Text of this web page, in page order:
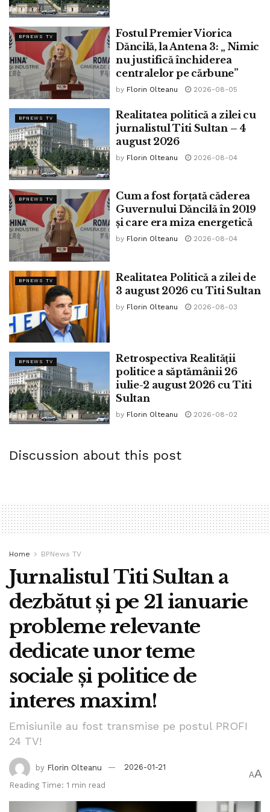
BPNEWS TV
Fostul Premier Viorica
Dăncilă, la Antena 3: „ Nimic
nu justifică închiderea
centralelor pe cărbune”
by Florin Olteanu 2026-08-05
BPNEWS TV
Realitatea politică a zilei cu
jurnalistul Titi Sultan – 4
august 2026
by Florin Olteanu 2026-08-04
BPNEWS TV
Cum a fost forțată căderea
Guvernului Dăncilă în 2019
și care era miza energetică
by Florin Olteanu 2026-08-04
BPNEWS TV
Realitatea Politică a zilei de
3 august 2026 cu Titi Sultan
by Florin Olteanu 2026-08-03
BPNEWS TV
Retrospectiva Realității
politice a săptămânii 26
iulie-2 august 2026 cu Titi
Sultan
by Florin Olteanu 2026-08-02
Discussion about this post
Home BPNews TV
Jurnalistul Titi Sultan a
dezbătut și pe 21 ianuarie
probleme relevante
dedicate unor teme
sociale și politice de
interes maxim!
Emisiunile au fost transmise pe postul PROFI
24 TV!
by Florin Olteanu
2026-01-21
Reading Time: 1 min read
AA